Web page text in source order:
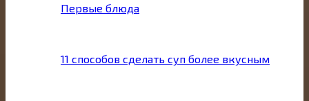
Первые блюда
11 способов сделать суп более вкусным